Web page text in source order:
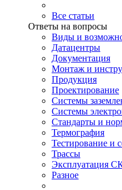
Все статьи
Ответы на вопросы
Виды и
Датацентры
Документация
Монтаж и
Продукция
Проектирование
Системы
Системы
Стандарты и
Термография
Тестирование и
Трассы
Эксплуатация
Разное